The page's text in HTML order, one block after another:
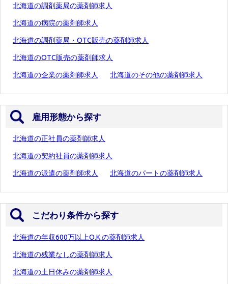
北海道の調剤薬局の薬剤師求人
北海道の病院の薬剤師求人
北海道の調剤薬局・OTC販売の薬剤師求人
北海道のOTC販売の薬剤師求人
北海道の企業の薬剤師求人 北海道のその他の薬剤師求人
雇用形態から探す
北海道の正社員の薬剤師求人
北海道の契約社員の薬剤師求人
北海道の派遣の薬剤師求人 北海道のパートの薬剤師求人
こだわり条件から探す
北海道の年収600万以上O.K.の薬剤師求人
北海道の残業なしの薬剤師求人
北海道の土日休みの薬剤師求人